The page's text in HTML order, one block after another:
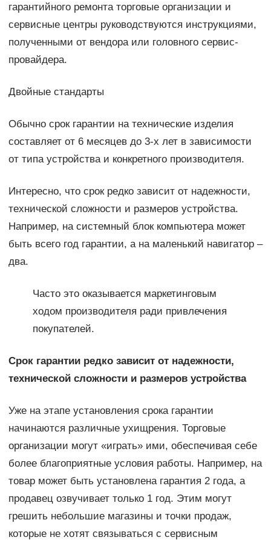
гарантийного ремонта торговые организации и
сервисные центры руководствуются инструкциями,
полученными от вендора или головного сервис-
провайдера.
Двойные стандарты
Обычно срок гарантии на технические изделия
составляет от 6 месяцев до 3-х лет в зависимости
от типа устройства и конкретного производителя.
Интересно, что срок редко зависит от надежности,
технической сложности и размеров устройства.
Например, на системный блок компьютера может
быть всего год гарантии, а на маленький навигатор –
два.
Часто это оказывается маркетинговым
ходом производителя ради привлечения
покупателей.
Срок гарантии редко зависит от надежности,
технической сложности и размеров устройства
Уже на этапе установления срока гарантии
начинаются различные ухищрения. Торговые
организации могут «играть» ими, обеспечивая себе
более благоприятные условия работы. Например, на
товар может быть установлена гарантия 2 года, а
продавец озвучивает только 1 год. Этим могут
грешить небольшие магазины и точки продаж,
которые не хотят связываться с сервисным